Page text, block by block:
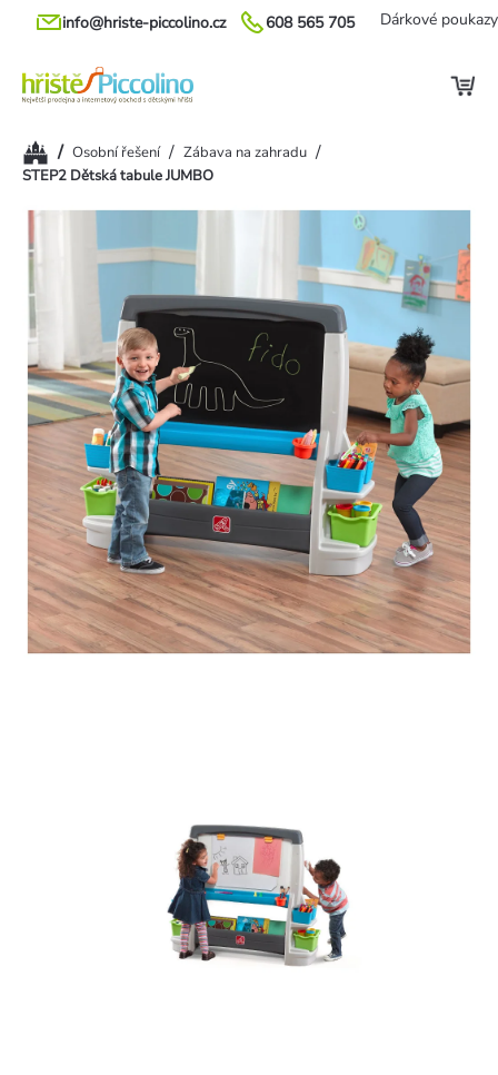
Přejít
608 565 705
info@hriste-piccolino.cz Dárkové poukazy
Domů/ Osobní řešení / Zábava na zahradu /
STEP2 Dětská tabule JUMBO